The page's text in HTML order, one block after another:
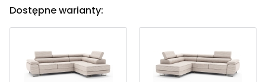
Dostępne warianty: